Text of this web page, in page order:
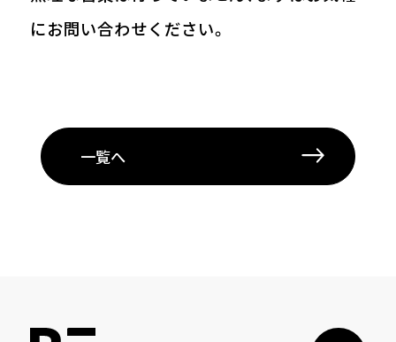
にお問い合わせください。
一覧へ